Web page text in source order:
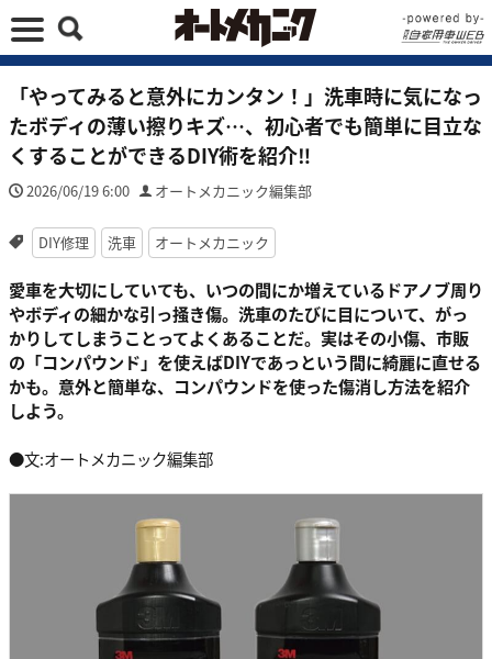
「やってみると意外にカンタン！」洗車時に気になっ
たボディの薄い擦りキズ…、初心者でも簡単に目立な
くすることができるDIY術を紹介‼︎
2026/06/19 6:00 オートメカニック編集部
DIY修理 洗車 オートメカニック
愛車を大切にしていても、いつの間にか増えているドアノブ周り
やボディの細かな引っ掻き傷。洗車のたびに目について、がっ
かりしてしまうことってよくあることだ。実はその小傷、市販
の「コンパウンド」を使えばDIYであっという間に綺麗に直せる
かも。意外と簡単な、コンパウンドを使った傷消し方法を紹介
しよう。
●文:オートメカニック編集部